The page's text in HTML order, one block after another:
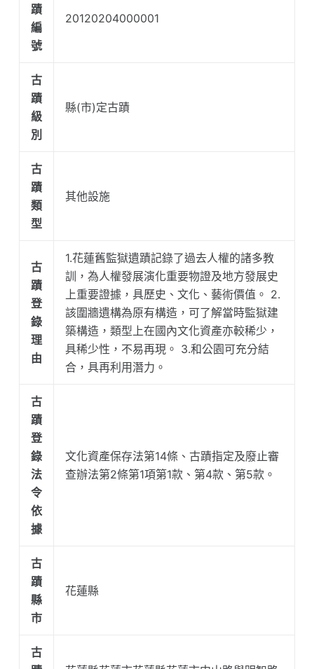
蹟
編
號
20120204000001
古
蹟
級
別
縣(市)定古蹟
古
蹟
類
型
其他設施
古
蹟
登
錄
理
由
1.花蓮舊監獄遺蹟記錄了過去人權的諸多教
訓，為人權發展演化重要物證及地方發展史
上重要證據，具歷史、文化、藝術價值。 2.
該圍牆遺構為原有構造，可了解當時監獄建
築構造，類型上在國內文化資產亦較稀少，
具稀少性，不易再現。 3.和公園可充分結
合，具再利用潛力。
古
蹟
登
錄
法
令
依
據
文化資產保存法第14條、古蹟指定及廢止審
查辦法第2條第1項第1款、第4款、第5款。
古
蹟
縣
市
花蓮縣
古